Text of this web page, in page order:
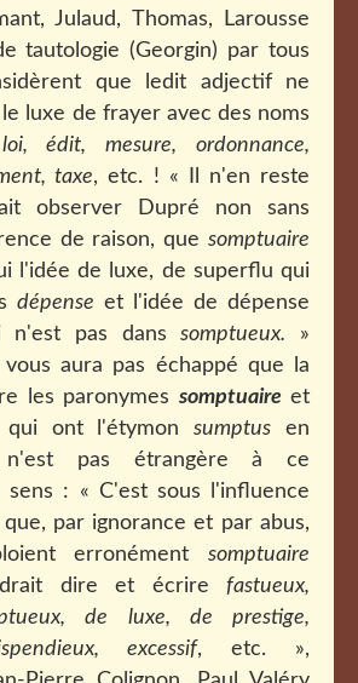
Julaud, Thomas, Larousse
tautologie (Georgin) par tous
que ledit adjectif ne
luxe de frayer avec des noms
loi, édit, mesure, ordonnance,
taxe, etc. ! « Il n'en reste
observer Dupré non sans
de raison, que somptuaire
l'idée de luxe, de superflu qui
dépense et l'idée de dépense
n'est pas danssomptueux. »
aura pas échappé que la
les paronymes somptuaireet
ont l'étymonsumptus en
pas étrangère à ce
sens : « C'est sous l'influence
que, par ignorance et par abus,
erronément somptuaire
dire et écrire fastueux,
de luxe, de prestige,
excessif, etc. »,